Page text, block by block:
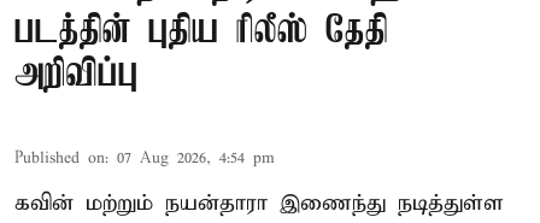
படத்தின் புதிய ரிலீஸ் தேதி
அறிவிப்பு
Published on: 07 Aug 2026, 4:54 pm
கவின் மற்றும் நயன்தாரா இணைந்து நடித்துள்ள